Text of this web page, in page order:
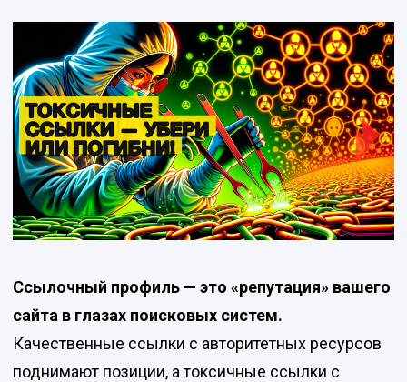
Ссылочный профиль — это «репутация» вашего
сайта в глазах поисковых систем.
Качественные ссылки с авторитетных ресурсов
поднимают позиции, а токсичные ссылки с